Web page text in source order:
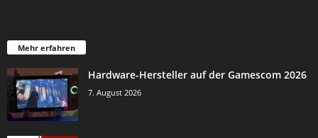
Mehr erfahren
Hardware-Hersteller auf der Gamescom 2026
7. August 2026